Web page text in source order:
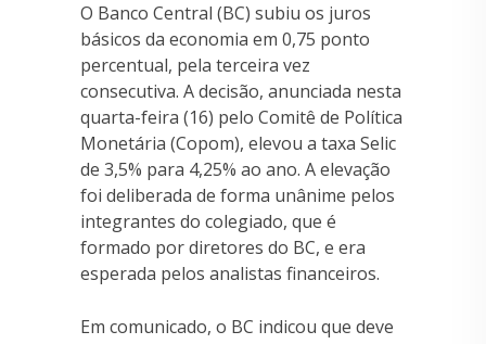
O Banco Central (BC) subiu os juros
básicos da economia em 0,75 ponto
percentual, pela terceira vez
consecutiva. A decisão, anunciada nesta
quarta-feira (16) pelo Comitê de Política
Monetária (Copom), elevou a taxa Selic
de 3,5% para 4,25% ao ano. A elevação
foi deliberada de forma unânime pelos
integrantes do colegiado, que é
formado por diretores do BC, e era
esperada pelos analistas financeiros.
Em comunicado, o BC indicou que deve